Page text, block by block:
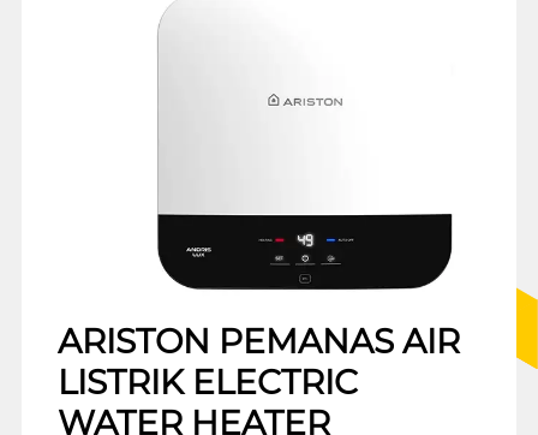
ARISTON PEMANAS AIR
LISTRIK ELECTRIC
WATER HEATER